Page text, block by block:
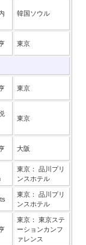
韓国ソウル
東京
東京
東京
大阪
東京： 品川プリ
ンスホテル
東京： 品川プリ
ンスホテル
東京： 東京ステ
ーションカンフ
ァレンス